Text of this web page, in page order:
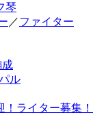
琴
／ファイター
成
ル
ライター募集！